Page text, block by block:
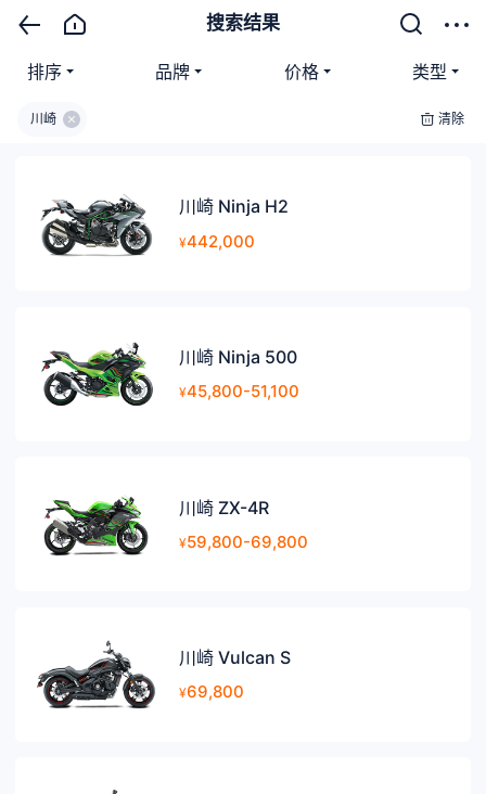
搜索结果
排序 品牌 价格 类型
川崎 清除
川崎 Ninja H2
¥442,000
川崎 Ninja 500
¥45,800-51,100
川崎 ZX-4R
¥59,800-69,800
川崎 Vulcan S
¥69,800